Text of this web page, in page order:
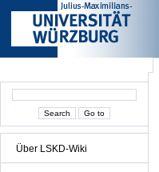
Über LSKD-Wiki